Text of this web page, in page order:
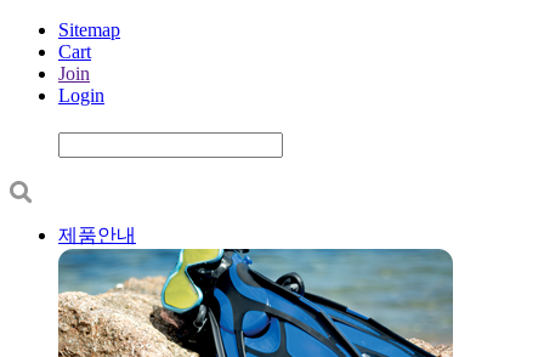
Sitemap
Cart
Join
Login
제품안내